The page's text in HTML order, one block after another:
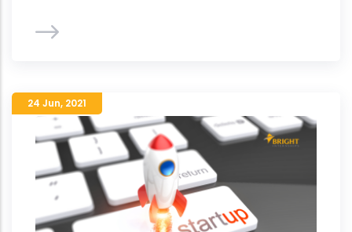
24 Jun, 2021